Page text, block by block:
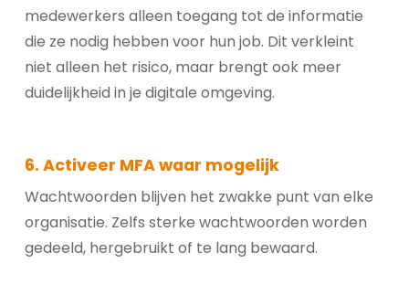
medewerkers alleen toegang tot de informatie
die ze nodig hebben voor hun job. Dit verkleint
niet alleen het risico, maar brengt ook meer
duidelijkheid in je digitale omgeving.
6. Activeer MFA waar mogelijk
Wachtwoorden blijven het zwakke punt van elke
organisatie. Zelfs sterke wachtwoorden worden
gedeeld, hergebruikt of te lang bewaard.